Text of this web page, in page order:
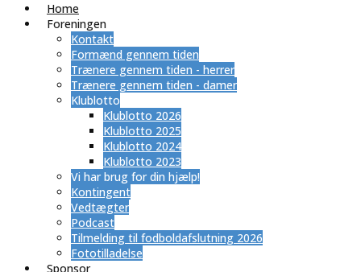
Home
Foreningen
Kontakt
Formænd gennem tiden
Trænere gennem tiden - herrer
Trænere gennem tiden - damer
Klublotto
Klublotto 2026
Klublotto 2025
Klublotto 2024
Klublotto 2023
Vi har brug for din hjælp!
Kontingent
Vedtægter
Podcast
Tilmelding til fodboldafslutning 2026
Fototilladelse
Sponsor